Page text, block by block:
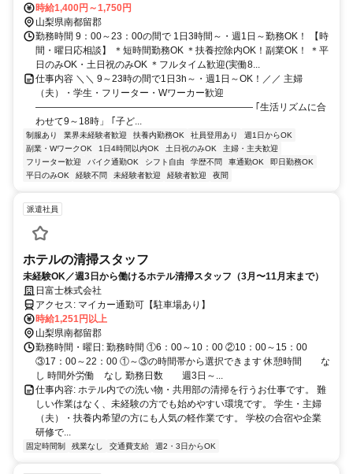
ド徒歩約49分 「河口湖駅」より車で10分
時給1,400円～1,750円
山梨県南都留郡
勤務時間 9：00～23：00の間で 1日3時間～・週1日～勤務OK！ 【時
間・曜日応相談】 ＊短時間勤務OK ＊扶養控除内OK！副業OK！ ＊平
日のみOK・土日祝のみOK ＊フルタイム歓迎(実働8...
仕事内容 ＼＼ 9～23時の間で1日3h～・週1日～OK！／／ 主婦
（夫）・学生・フリーター・Wワーカー歓迎
――――――――――――――――――――――― ｢生活リズムに合
わせて9～18時」 ｢子ど...
制服あり 業界未経験者歓迎 扶養内勤務OK 社員登用あり
週1日からOK
副業・WワークOK
1日4時間以内OK 土日祝のみOK
主婦・主夫歓迎
フリーター歓迎
バイク通勤OK シフト自由 学歴不問 車通勤OK
即日勤務OK
平日のみOK
経験不問 未経験者歓迎 経験者歓迎 夜間
派遣社員
ホテルの清掃スタッフ
未経験OK／週3日から働けるホテル清掃スタッフ（3月〜11月末まで）
日富士株式会社
アクセス: マイカー通勤可【駐車場あり】
時給1,251円以上
山梨県南都留郡
勤務時間・曜日: 勤務時間 ①6：00～10：00 ②10：00～15：00
③17：00～22：00 ①～③の時間帯から選択できます 休憩時間 な
し 時間外労働 なし 勤務日数 週3日～...
仕事内容: ホテル内での洗い物・共用部の清掃を行うお仕事です。 難
しい作業はなく、未経験の方でも始めやすい環境です。 学生・主婦
（夫）・扶養内希望の方にも人気の軽作業です。 学校の合宿や企業
研修で...
固定時間制 残業なし 交通費支給 週2・3日からOK